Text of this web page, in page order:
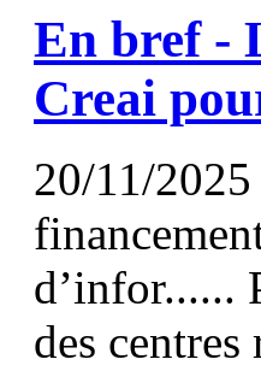
En bref -
Creai
20/11/
d’infor......
des centres